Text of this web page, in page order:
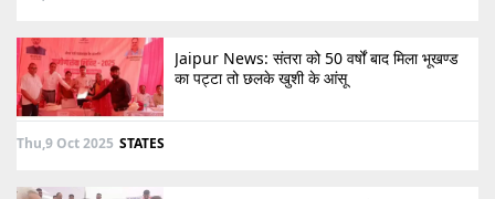
Jaipur News: संतरा को 50 वर्षों बाद मिला भूखण्ड
का पट्टा तो छलके खुशी के आंसू
Thu,9 Oct 2025 STATES